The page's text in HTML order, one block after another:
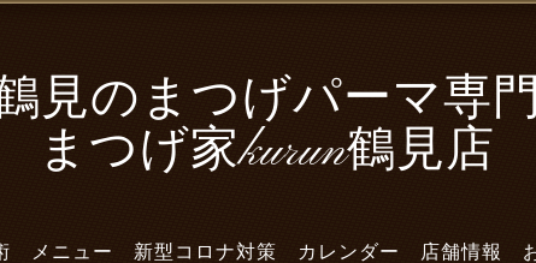
見のまつげパーマ専
まつげ家kurun鶴見店
メニュー 新型コロナ対策 カレンダー 店舗情報